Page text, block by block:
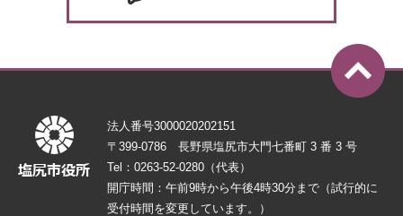
法人番号3000020202151
〒399-0786 長野県塩尻市大門七番町 3 番 3 号
Tel：0263-52-0280（代表）
開庁時間：午前9時から午後4時30分まで（試行的に
受付時間を変更しています。）